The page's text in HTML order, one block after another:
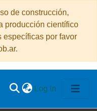
de construcción,
producción científico
específicas por favor
Log In (current)